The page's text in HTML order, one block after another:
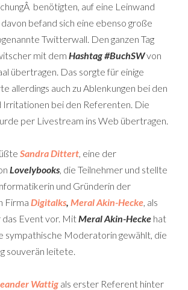
benötigten, auf eine Leinwand
befand sich eine ebenso große
Twitterwall. Den ganzen Tag
mit dem Hashtag #BuchSWvon
übertragen. Das sorgte für einige
allerdings auch zu Ablenkungen bei den
Irritationen bei den Referenten. Die
per Livestream ins Web übertragen.
Sandra Dittert, eine der
Lovelybooks, die Teilnehmer und stellte
und Gründerin der
Firma Digitalks, Meral Akin-Hecke, als
Event vor. MitMeral Akin-Hecke hat
sympathische Moderatorin gewählt, die
souverän leitete.
Wattig als erster Referent hinter